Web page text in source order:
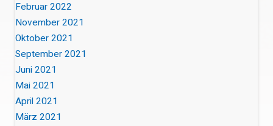
Februar 2022
November 2021
Oktober 2021
September 2021
Juni 2021
Mai 2021
April 2021
März 2021